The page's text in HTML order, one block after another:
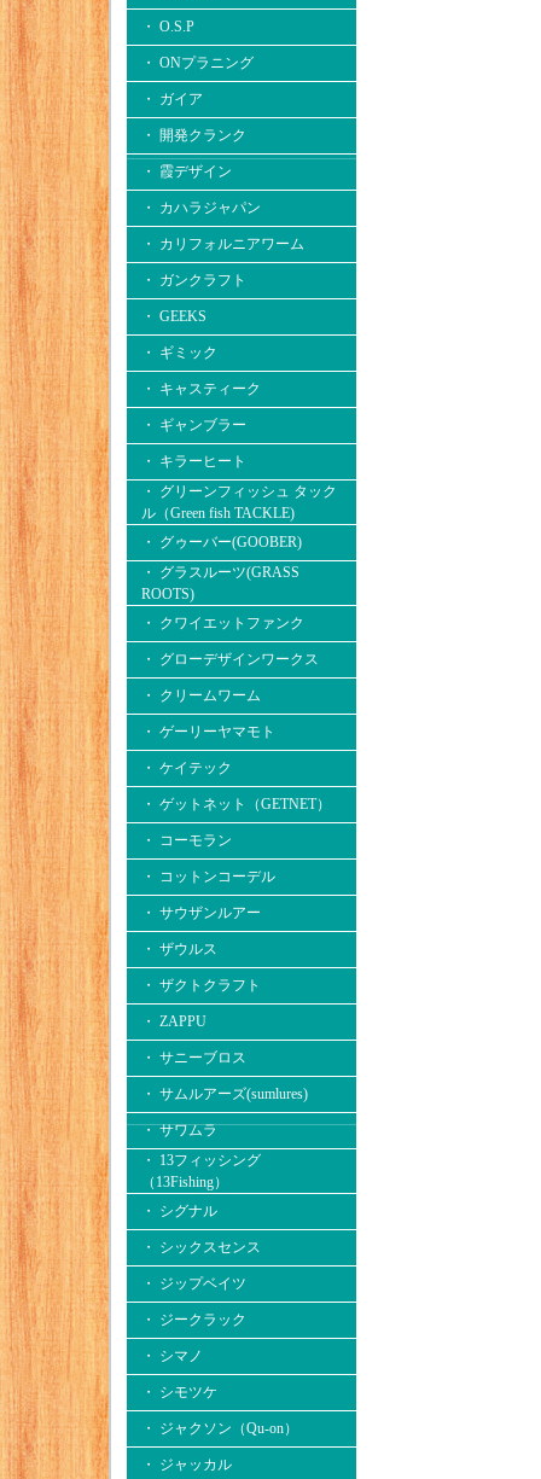
・ O.S.P
・ ONプラニング
・ ガイア
・ 開発クランク
・ 霞デザイン
・ カハラジャパン
・ カリフォルニアワーム
・ ガンクラフト
・ GEEKS
・ ギミック
・ キャスティーク
・ ギャンブラー
・ キラーヒート
・ グリーンフィッシュ タック
ル（Green fish TACKLE)
・ グゥーバー(GOOBER)
・ グラスルーツ(GRASS
ROOTS)
・ クワイエットファンク
・ グローデザインワークス
・ クリームワーム
・ ゲーリーヤマモト
・ ケイテック
・ ゲットネット（GETNET）
・ コーモラン
・ コットンコーデル
・ サウザンルアー
・ ザウルス
・ ザクトクラフト
・ ZAPPU
・ サニーブロス
・ サムルアーズ(sumlures)
・ サワムラ
・ 13フィッシング
（13Fishing）
・ シグナル
・ シックスセンス
・ ジップベイツ
・ ジークラック
・ シマノ
・ シモツケ
・ ジャクソン（Qu-on）
・ ジャッカル